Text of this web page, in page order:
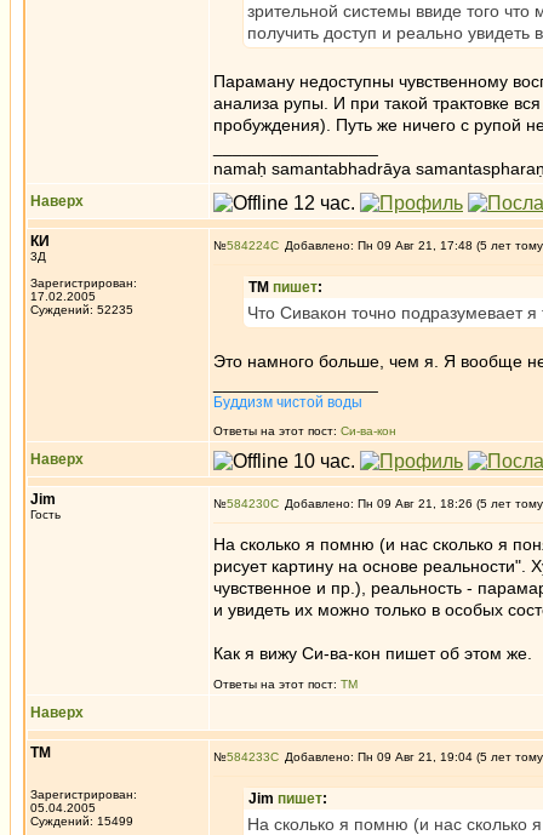
зрительной системы ввиде того
получить доступ и реально
Параману недоступны чувственному
анализа рупы. И при такой трактовке
пробуждения). Путь же ничего с рупой
namaḥ samantabhadrāya
Наверх
КИ
3Д
Зарегистрирован:
17.02.2005
Суждений: 52235
№584224 Добавлено: Пн 09 Авг 21, 17:48 (5 лет
ТМ пишет:
Что Сивакон точно подразумевает
Это намного больше, чем я. Я вообще
Буддизм чистой воды
Ответы на этот пост: Си-ва-кон
Наверх
Jim
Гость
№584230 Добавлено: Пн 09 Авг 21, 18:26 (5 лет
На сколько я помню (и нас сколько я
рисует картину на основе
чувственное и пр.), реальность -
и увидеть их можно только в особых
Как я вижу Си-ва-кон пишет об этом же.
Ответы на этот пост: ТМ
Наверх
ТМ
Зарегистрирован:
05.04.2005
Суждений: 15499
№584233 Добавлено: Пн 09 Авг 21, 19:04 (5 лет
Jim пишет:
На сколько я помню (и нас сколько